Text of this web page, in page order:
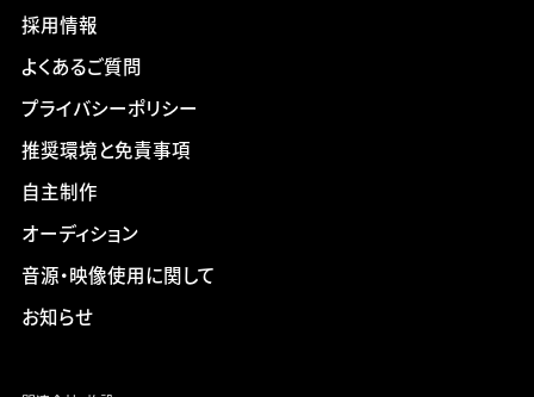
採用情報
よくあるご質問
プライバシーポリシー
推奨環境と免責事項
自主制作
オーディション
音源・映像使用に関して
お知らせ